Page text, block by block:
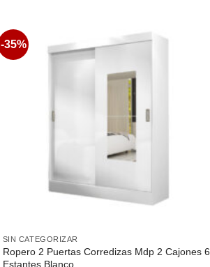
-35%
SIN CATEGORIZAR
Ropero 2 Puertas Corredizas Mdp 2 Cajones 6
Estantes Blanco